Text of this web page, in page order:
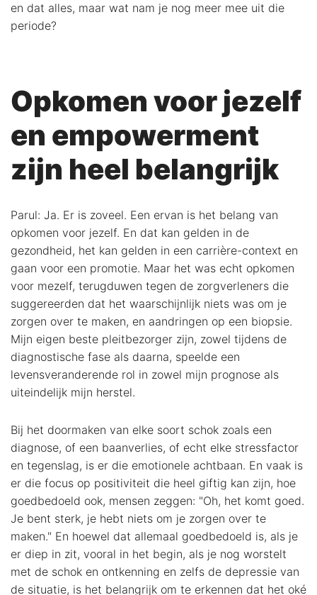
en dat alles, maar wat nam je nog meer mee uit die
periode?
Opkomen voor jezelf
en empowerment
zijn heel belangrijk
Parul: Ja. Er is zoveel. Een ervan is het belang van
opkomen voor jezelf. En dat kan gelden in de
gezondheid, het kan gelden in een carrière-context en
gaan voor een promotie. Maar het was echt opkomen
voor mezelf, terugduwen tegen de zorgverleners die
suggereerden dat het waarschijnlijk niets was om je
zorgen over te maken, en aandringen op een biopsie.
Mijn eigen beste pleitbezorger zijn, zowel tijdens de
diagnostische fase als daarna, speelde een
levensveranderende rol in zowel mijn prognose als
uiteindelijk mijn herstel.
Bij het doormaken van elke soort schok zoals een
diagnose, of een baanverlies, of echt elke stressfactor
en tegenslag, is er die emotionele achtbaan. En vaak is
er die focus op positiviteit die heel giftig kan zijn, hoe
goedbedoeld ook, mensen zeggen: "Oh, het komt goed.
Je bent sterk, je hebt niets om je zorgen over te
maken." En hoewel dat allemaal goedbedoeld is, als je
er diep in zit, vooral in het begin, als je nog worstelt
met de schok en ontkenning en zelfs de depressie van
de situatie, is het belangrijk om te erkennen dat het oké